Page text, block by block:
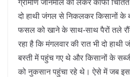
ग्रामीण जानमाल को लेकर काफी
दो हाथी जंगल से निकलकर किसानों के
फसल को खाने के साथ-साथ पैरों तले
रहा है कि मंगलवार की रात भी दो
बस्ती में पहुंच गए थे और किसानों के
को नुकसान पहुंचा रहे थे। ऐसे में जब